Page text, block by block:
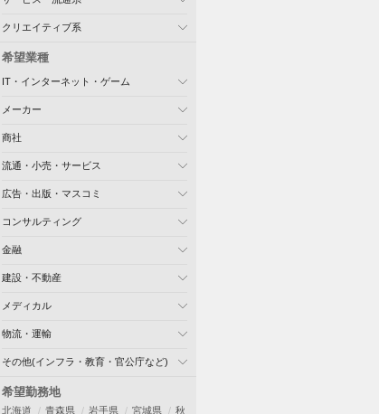
クリエイティブ系
希望業種
IT・インターネット・ゲーム
メーカー
商社
流通・小売・サービス
広告・出版・マスコミ
コンサルティング
金融
建設・不動産
メディカル
物流・運輸
その他(インフラ・教育・官公庁など)
希望勤務地
北海道 青森県 岩手県 宮城県
秋